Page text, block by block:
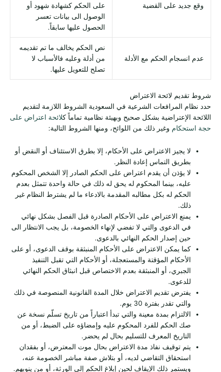
وقع جديد على القضية
على الحكم كشهادة شهود أو
الوصول الى بيانات تعسر
الحصول عليها سابقاً.
عدم انسجام الحكم مع الأدلة
نص الحكم يخالف ما تم تقديمه
من أدلة وعليه فالأسباب لا
تصلح للتعويل عليها.
شروط تقديم لائحة الاعتراض
حدد نظام المرافعات الشرعية في السعودية الشروط اللازمة لتقديم
اللائحة الإعتراضية بشكل صحيح وبهيئة نظامية تماماً كلائحة اعتراض على
حجة استحكام وغير ذلك من اللوائح، ومنها الشروط التالية:
لا يجيز الاعتراض على الأحكام، إلا بطرق الاستئناف أو النقض أو
بطريق التماس إعادة النظر.
لا يؤذن أن يقدم اعتراض على الحكم الصادر إلا الشخص المحكوم
عليه، بينما المحكوم له يحق له ذلك في حالة واحدة تتمثل بعدم
الحكم له بكل مطالبه المقدمة بالادعاء ما لم يشترط النظام غير
ذلك.
يمنع الاعتراض على الأحكام الصادرة قبل الفصل بشكل نهائي
في الدعوى والتي لا تفضي لإنهاء الخصومة، بل يجب الانتظار الى
حين إصدار الحكم النهائي بالدعوى.
كما يمكن الاعتراض على الأحكام المنبثقة بوقف الدعوى، أو على
الأحكام المؤقتة والمستعجلة، أو الأحكام التي تقبل التنفيذ
الجبري، أو المنبثقة بعدم الاختصاص قبل انبثاق الحكم النهائي
للدعوى.
يفترض تقديم الاعتراض خلال المدة القانونية المنصوصة في ذلك
والتي تقدر بفترة 30 يوم.
الالتزام بمدة معينة والتي تبدأ اعتباراً من تاريخ تسلّم نسخة عن
صك الحكم للفرد المحكوم عليه وإمضاؤه على الضبط، أو من
التاريخ المعرف للتسليم بحال لم يحضر.
يتم توقيف نفاذ مدة الاعتراض بحال موت المعترض، أو بفقدان
استحقاق التقاضي لديه، أو بتلاش صفة مباشر الخصومة عنه،
ويستمر ذلك الإيقاف لحين إبلاغ الحكم إلى الورثة، أو من ينوبهم.